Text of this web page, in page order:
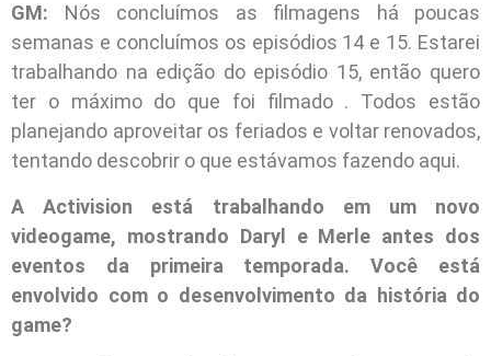
GM: Nós concluímos as filmagens há poucas
semanas e concluímos os episódios 14 e 15. Estarei
trabalhando na edição do episódio 15, então quero
ter o máximo do que foi filmado . Todos estão
planejando aproveitar os feriados e voltar renovados,
tentando descobrir o que estávamos fazendo aqui.
A Activision está trabalhando em um novo
videogame, mostrando Daryl e Merle antes dos
eventos da primeira temporada. Você está
envolvido com o desenvolvimento da história do
game?